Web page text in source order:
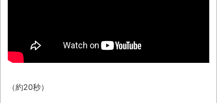
積水ハウス「地面師に55億円騙し取られ
た…」 ワイ「はえーかわいそう…会社滅茶苦茶
「これで11万取られたの!?」あるX民が玄関
（約20秒）